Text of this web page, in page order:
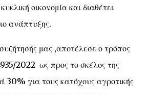
οικονομία και διαθέτει
ανάπτυξης.
μας ,αποτέλεσε ο τρόπος
2022 ως προς το σκέλος της
30% για τους κατόχους αγροτικής